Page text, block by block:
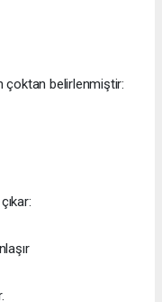
belirlenmiştir: